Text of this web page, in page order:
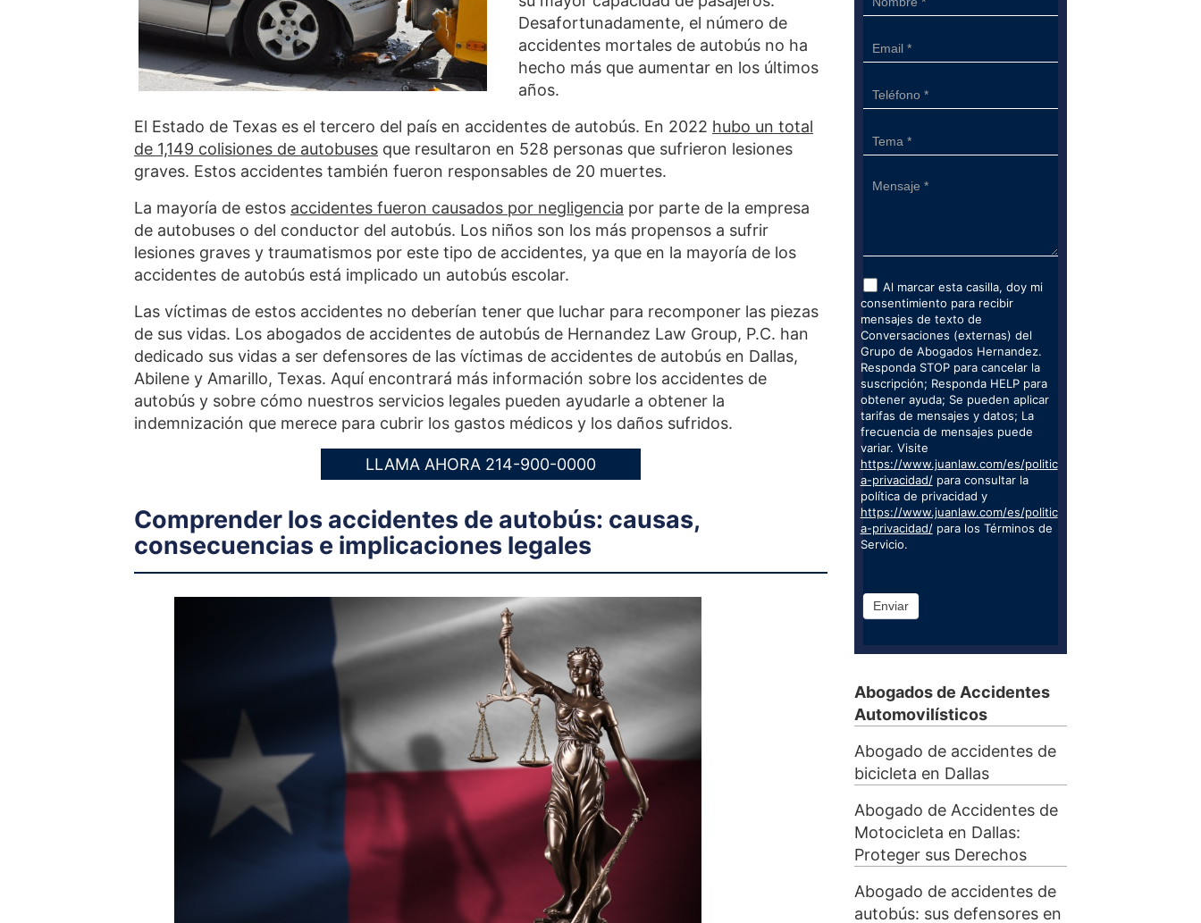
Desafortunadamente, el número de
accidentes mortales de autobús no ha
hecho más que aumentar en los últimos
años.
El Estado de Texas es el tercero del país en accidentes de autobús. En 2022 hubo un total
de 1,149 colisiones de autobuses que resultaron en 528 personas que sufrieron lesiones
graves. Estos accidentes también fueron responsables de 20 muertes.
La mayoría de estos accidentes fueron causados por negligencia por parte de la empresa
de autobuses o del conductor del autobús. Los niños son los más propensos a sufrir
lesiones graves y traumatismos por este tipo de accidentes, ya que en la mayoría de los
accidentes de autobús está implicado un autobús escolar.
Las víctimas de estos accidentes no deberían tener que luchar para recomponer las piezas
de sus vidas. Los abogados de accidentes de autobús de Hernandez Law Group, P.C. han
dedicado sus vidas a ser defensores de las víctimas de accidentes de autobús en Dallas,
Abilene y Amarillo, Texas. Aquí encontrará más información sobre los accidentes de
autobús y sobre cómo nuestros servicios legales pueden ayudarle a obtener la
indemnización que merece para cubrir los gastos médicos y los daños sufridos.
LLAMA AHORA 214-900-0000
Comprender los accidentes de autobús: causas,
consecuencias e implicaciones legales
Form
Al marcar esta casilla, doy mi
consentimiento para recibir
mensajes de texto de
Conversaciones (externas) del
Grupo de Abogados Hernandez.
Responda STOP para cancelar la
suscripción; Responda HELP para
obtener ayuda; Se pueden aplicar
tarifas de mensajes y datos; La
frecuencia de mensajes puede
variar. Visite
https://www.juanlaw.com/es/politic
a-privacidad/para consultar la
política de privacidad y
https://www.juanlaw.com/es/politic
a-privacidad/para los Términos de
Servicio.
Enviar
Abogados de Accidentes
Automovilísticos
Abogado de accidentes de
bicicleta en Dallas
Abogado de Accidentes de
Motocicleta en Dallas:
Proteger sus Derechos
Abogado de accidentes de
autobús: sus defensores en